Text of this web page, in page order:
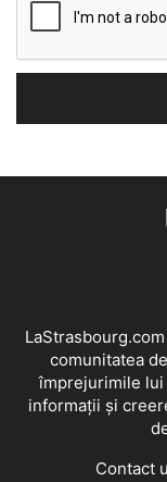
comunitatea
împrejurimile lui
informații și
Contact